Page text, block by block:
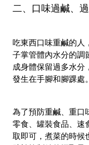
二、口味過鹹、
吃東西口味重鹹的人
子掌管體內水分的調
成身體保留過多水分
發生在手腳和腳踝處。
為了預防重鹹、重口
零食、罐裝食品、速
取即可，煮菜的時候